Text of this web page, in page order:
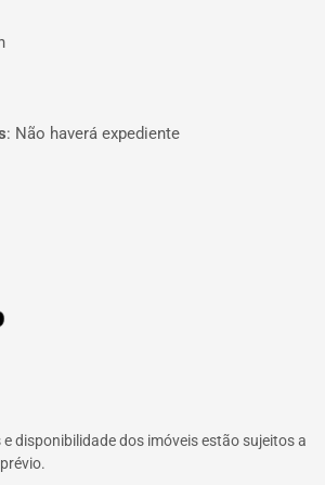
: Não haverá expediente
disponibilidade dos imóveis estão sujeitos a